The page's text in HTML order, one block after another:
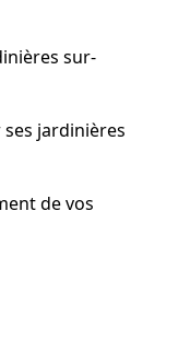
sur-
jardinières
de vos